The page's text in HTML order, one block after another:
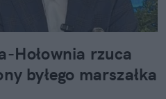
Hołownia rzuca
byłego marszałka